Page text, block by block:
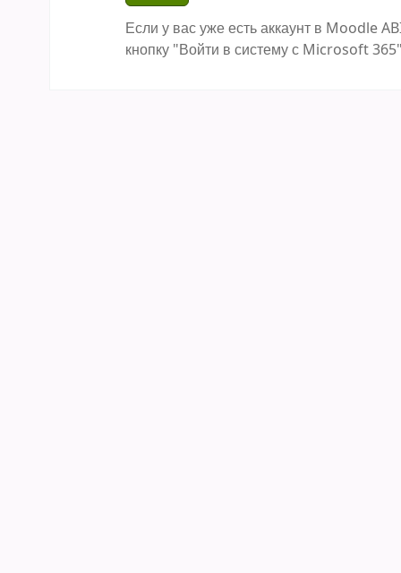
Если у вас уже есть аккаунт в Moodle
кнопку "Войти в систему с Microsoft